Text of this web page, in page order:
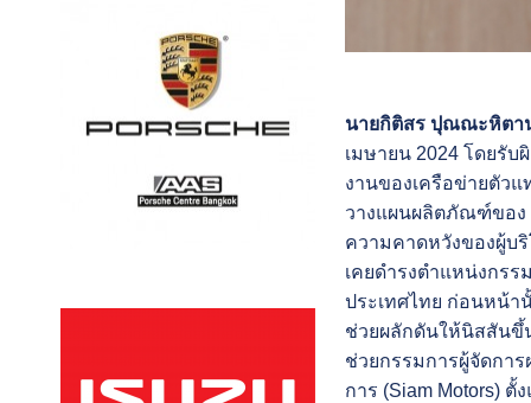
นายกิติสร ปุณณะหิตาน
เมษายน 2024 โดยรับ
งานของเครือข่ายตัว
วางแผนผลิตภัณฑ์ของ
ความคาดหวังของผู้บ
เคยดำรงตำแหน่งกรร
ประเทศไทย ก่อนหน้า
ช่วยผลักดันให้นิสสันขึ้
ช่วยกรรมการผู้จัดกา
การ (Siam Motors)